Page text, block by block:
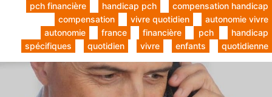
compensation handicap
handicap pch
pch financière
autonomie vivre
vivre quotidien
compensation
handicap
pch
financière
france
autonomie
quotidienne
enfants
vivre
quotidien
spécifiques